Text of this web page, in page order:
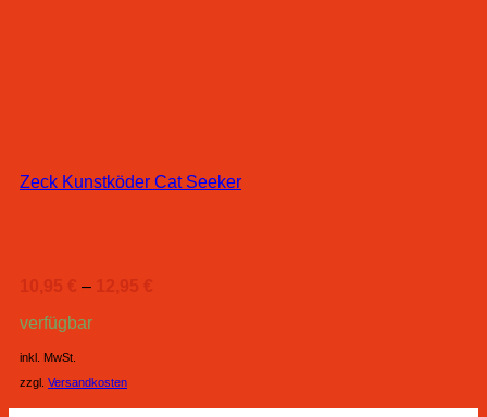
Zeck Kunstköder Cat Seeker
10,95 € – 12,95 €
verfügbar
inkl. MwSt.
zzgl. Versandkosten